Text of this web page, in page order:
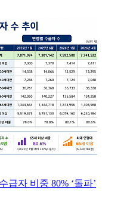
급자 비중 80% ‘돌파’